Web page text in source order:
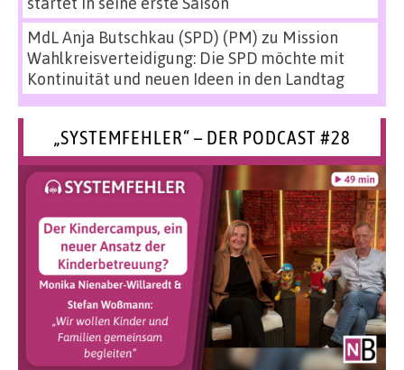
MdL Anja Butschkau (SPD) (PM) zu Mission
Wahlkreisverteidigung: Die SPD möchte mit
Kontinuität und neuen Ideen in den Landtag
„SYSTEMFEHLER“ – DER PODCAST #28